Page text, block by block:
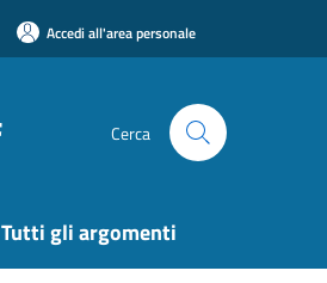
Accedi all'area personale
Cerca
Tutti gli argomenti